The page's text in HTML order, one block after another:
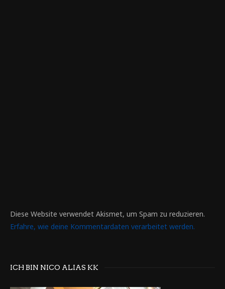
Diese Website verwendet Akismet, um Spam zu reduzieren.
Erfahre, wie deine Kommentardaten verarbeitet werden.
ICH BIN NICO ALIAS KK